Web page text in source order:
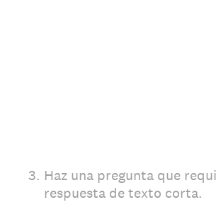
3. Haz una pregunta que
respuesta de texto corta.